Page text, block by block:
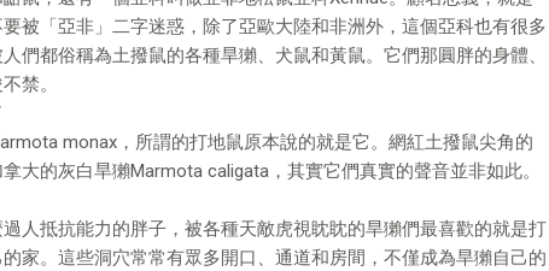
被「亞非」二字迷惑，除了亞歐大陸和非洲外，這個亞科也有很多
們都俗稱為土撥鼠的各種旱獺、犬鼠和黃鼠。它們那圓胖的身體、
禁。
monax，所謂的打地鼠原本說的就是它。網紅土撥鼠尖角的
大的灰白旱獺Marmota caligata，其實它們真實的聲音並非如此。
人抵抗能力的胖子，被各種天敵虎視眈眈的旱獺們最喜歡的就是打
家。這些洞穴常常有眾多開口、通道和房間，不僅成為旱獺自己的